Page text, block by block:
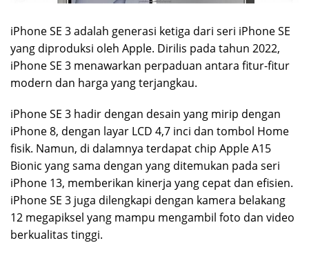
iPhone SE 3 adalah generasi ketiga dari seri iPhone SE
yang diproduksi oleh Apple. Dirilis pada tahun 2022,
iPhone SE 3 menawarkan perpaduan antara fitur-fitur
modern dan harga yang terjangkau.
iPhone SE 3 hadir dengan desain yang mirip dengan
iPhone 8, dengan layar LCD 4,7 inci dan tombol Home
fisik. Namun, di dalamnya terdapat chip Apple A15
Bionic yang sama dengan yang ditemukan pada seri
iPhone 13, memberikan kinerja yang cepat dan efisien.
iPhone SE 3 juga dilengkapi dengan kamera belakang
12 megapiksel yang mampu mengambil foto dan video
berkualitas tinggi.